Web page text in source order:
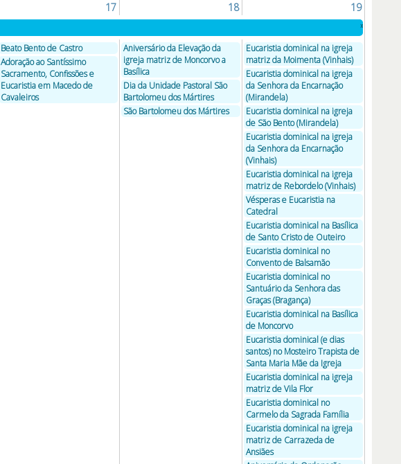
17 18 19
»
Beato Bento de Castro
Adoração ao Santíssimo
Sacramento, Confissões e
Eucaristia em Macedo de
Cavaleiros
Aniversário da Elevação da
igreja matriz de Moncorvo a
Basílica
Dia da Unidade Pastoral São
Bartolomeu dos Mártires
São Bartolomeu dos Mártires
Eucaristia dominical na igreja
matriz da Moimenta (Vinhais)
Eucaristia dominical na igreja
da Senhora da Encarnação
(Mirandela)
Eucaristia dominical na igreja
de São Bento (Mirandela)
Eucaristia dominical na igreja
da Senhora da Encarnação
(Vinhais)
Eucaristia dominical na igreja
matriz de Rebordelo (Vinhais)
Vésperas e Eucaristia na
Catedral
Eucaristia dominical na Basílica
de Santo Cristo de Outeiro
Eucaristia dominical no
Convento de Balsamão
Eucaristia dominical no
Santuário da Senhora das
Graças (Bragança)
Eucaristia dominical na Basílica
de Moncorvo
Eucaristia dominical (e dias
santos) no Mosteiro Trapista de
Santa Maria Mãe da Igreja
Eucaristia dominical na igreja
matriz de Vila Flor
Eucaristia dominical no
Carmelo da Sagrada Família
Eucaristia dominical na igreja
matriz de Carrazeda de
Ansiães